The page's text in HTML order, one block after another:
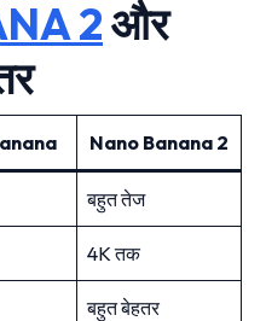
2और
Nano Banana 2
बहुत तेज
4K तक
बहुत बेहतर